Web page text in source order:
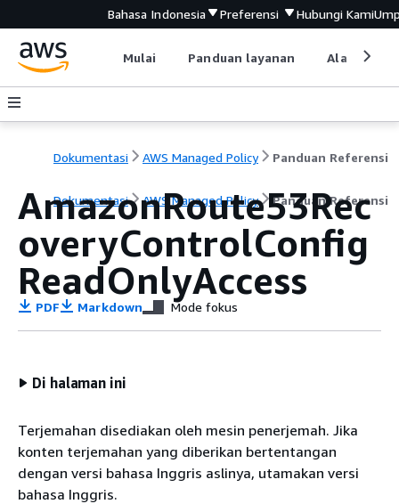
Bahasa Indonesia Preferensi Hubungi Kami
Mulai Panduan layanan Alat
Dokumentasi AWS Managed Policy Panduan Referensi
Dokumentasi AWS Managed Policy Panduan Referensi
AmazonRoute53Rec
overyControlConfig
ReadOnlyAccess
PDF Markdown Mode fokus
Di halaman ini
Terjemahan disediakan oleh mesin penerjemah. Jika
konten terjemahan yang diberikan bertentangan
dengan versi bahasa Inggris aslinya, utamakan versi
bahasa Inggris.